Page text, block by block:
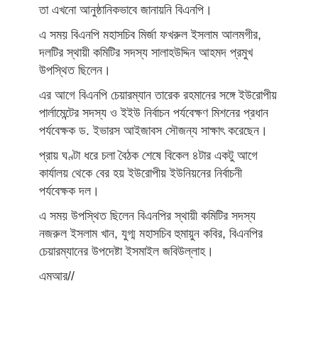
তা এখনো আনুষ্ঠানিকভাবে জানায়নি বিএনপি।
এ সময় বিএনপি মহাসচিব মির্জা ফখরুল ইসলাম আলমগীর,
দলটির স্থায়ী কমিটির সদস্য সালাহউদ্দিন আহমদ প্রমুখ
উপস্থিত ছিলেন।
এর আগে বিএনপি চেয়ারম্যান তারেক রহমানের সঙ্গে ইউরোপীয়
পার্লামেন্টের সদস্য ও ইইউ নির্বাচন পর্যবেক্ষণ মিশনের প্রধান
পর্যবেক্ষক ড. ইভারস আইজাবস সৌজন্য সাক্ষাৎ করেছেন।
প্রায় ঘণ্টা ধরে চলা বৈঠক শেষে বিকেল ৪টার একটু আগে
কার্যালয় থেকে বের হয় ইউরোপীয় ইউনিয়নের নির্বাচনী
পর্যবেক্ষক দল।
এ সময় উপস্থিত ছিলেন বিএনপির স্থায়ী কমিটির সদস্য
নজরুল ইসলাম খান, যুগ্ম মহাসচিব হুমায়ুন কবির, বিএনপির
চেয়ারম্যানের উপদেষ্টা ইসমাইল জবিউল্লাহ।
এমআর//